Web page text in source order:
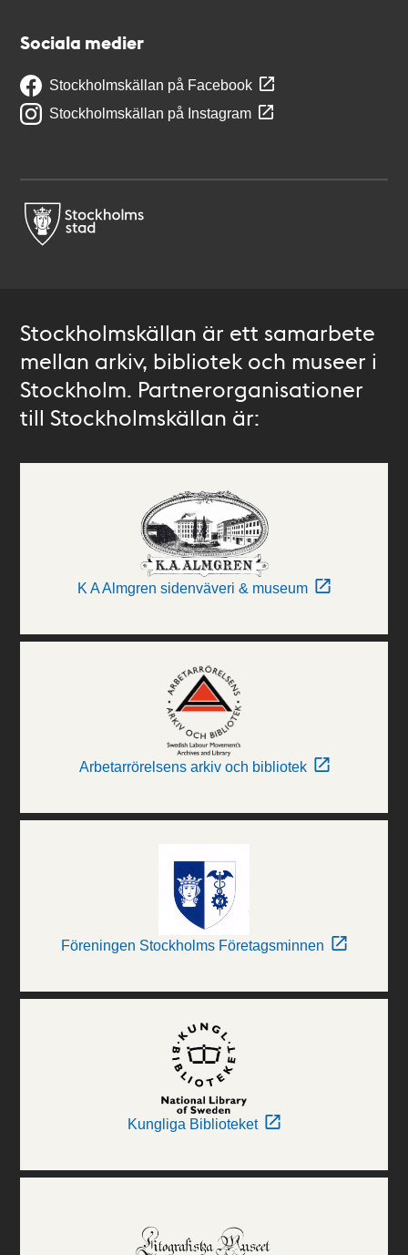
Sociala medier
Stockholmskällan på Facebook
Stockholmskällan på Instagram
Stockholmskällan är ett samarbete
mellan arkiv, bibliotek och museer i
Stockholm. Partnerorganisationer
till Stockholmskällan är:
K A Almgren sidenväveri & museum
Arbetarrörelsens arkiv och bibliotek
Föreningen Stockholms Företagsminnen
Kungliga Biblioteket